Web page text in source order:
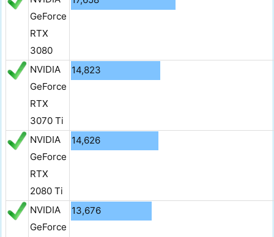
GeForce
RTX
3080
NVIDIA
GeForce
RTX
3070 Ti
14,823
NVIDIA
GeForce
RTX
2080 Ti
14,626
NVIDIA
GeForce
13,676